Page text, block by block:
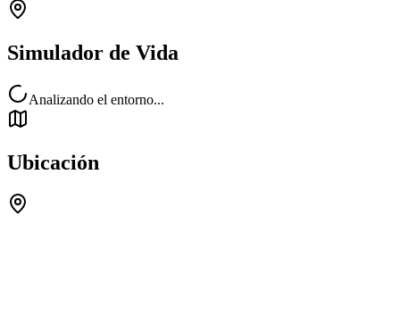
Simulador de Vida
Analizando el entorno...
Ubicación